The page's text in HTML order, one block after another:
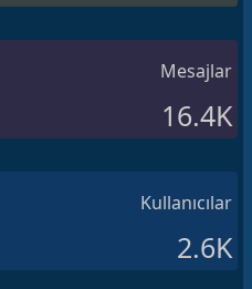
Mesajlar
16.4K
Kullanıcılar
2.6K